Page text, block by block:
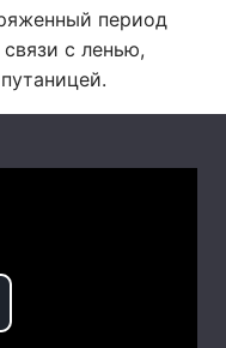
период
с ленью,